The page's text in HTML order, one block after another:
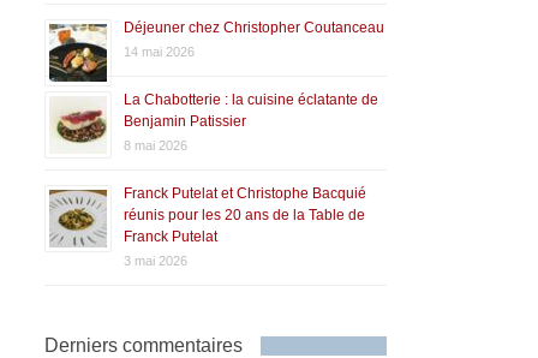
Déjeuner chez Christopher Coutanceau
14 mai 2026
La Chabotterie : la cuisine éclatante de
Benjamin Patissier
8 mai 2026
Franck Putelat et Christophe Bacquié
réunis pour les 20 ans de la Table de
Franck Putelat
3 mai 2026
Derniers commentaires